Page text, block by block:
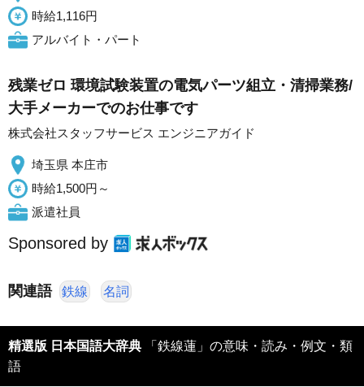
時給1,116円
アルバイト・パート
残業ゼロ 環境試験装置の電気パーツ組立・清掃業務/
大手メーカーでのお仕事です
株式会社スタッフサービス エンジニアガイド
埼玉県 本庄市
時給1,500円～
派遣社員
Sponsored by
関連語 鉄線 名詞
精選版 日本国語大辞典 「鉄線蓮」の意味・読み・例文・類
語